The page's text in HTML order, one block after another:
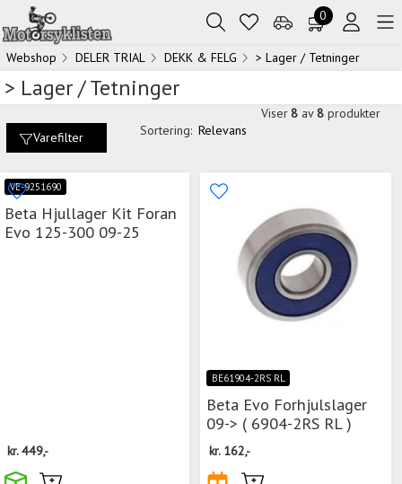
0
Webshop DELER TRIAL DEKK & FELG > Lager / Tetninger
> Lager / Tetninger
Varefilter Sortering: Relevans
Viser 8 av 8 produkter
VE-9251690
Beta Hjullager Kit Foran
Evo 125-300 09-25
kr.449,-
BE61904-2RS RL
Beta Evo Forhjulslager
09-> ( 6904-2RS RL )
kr. 162,-